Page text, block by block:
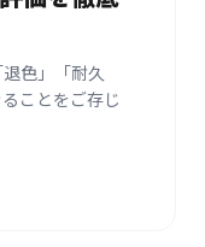
色」「耐久
ことをご存じ